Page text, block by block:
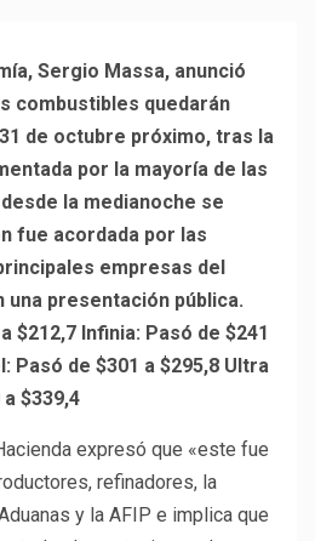
Sergio Massa, anunció
combustibles quedarán
de octubre próximo, tras la
por la mayoría de las
la medianoche se
fue acordada por las
empresas del
una presentación pública.
$212,7 Infinia: Pasó de $241
Pasó de $301 a $295,8 Ultra
$339,4
expresó que «este fue
refinadores, la
y la AFIP e implica que